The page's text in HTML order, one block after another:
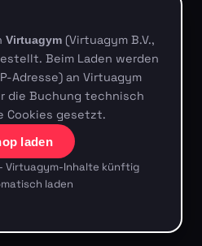
Virtuagym (Virtuagym B.V.,
Beim Laden werden
Adresse) an Virtuagym
die Buchung technisch
Cookies gesetzt.
laden
Virtuagym-Inhalte künftig
laden